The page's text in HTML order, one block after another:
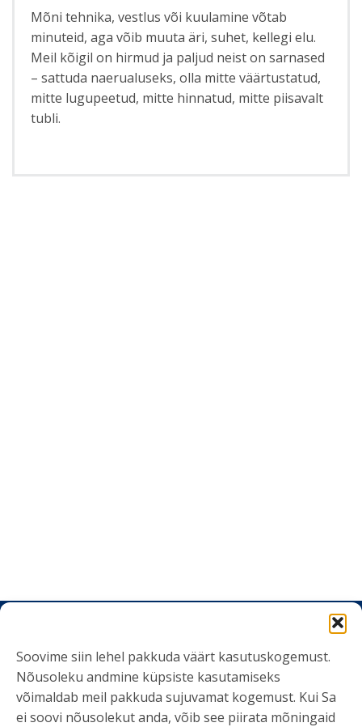
Soovime siin lehel pakkuda väärt kasutuskogemust.
Nõusoleku andmine küpsiste kasutamiseks
võimaldab meil pakkuda sujuvamat kogemust. Kui Sa
ei soovi nõusolekut anda, võib see piirata mõningaid
Mõni tehnika, vestlus või kuulamine võtab
minuteid, aga võib muuta äri, suhet, kellegi elu.
Meil kõigil on hirmud ja paljud neist on sarnased
– sattuda naerualuseks, olla mitte väärtustatud,
mitte lugupeetud, mitte hinnatud, mitte piisavalt
tubli.
VÕTA ÜHENDUST
info@kliendiuuringud.ee